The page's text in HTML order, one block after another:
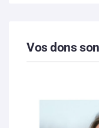
Vos dons